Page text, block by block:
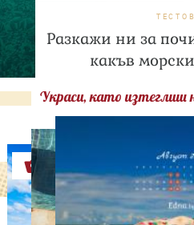
Разкажи ни за
какъв
Украси, като изтеглиш
Оферти